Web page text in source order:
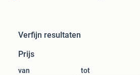
Verfijn resultaten
Prijs
van tot